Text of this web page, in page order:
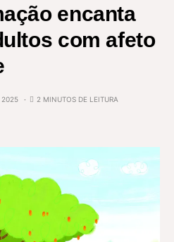
encanta
com afeto
2025
2 MINUTOS DE LEITURA